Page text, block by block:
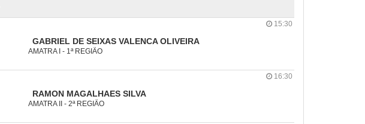
GABRIEL DE SEIXAS VALENCA OLIVEIRA
AMATRA I - 1ª REGIÃO
15:30
RAMON MAGALHAES SILVA
AMATRA II - 2ª REGIÃO
16:30